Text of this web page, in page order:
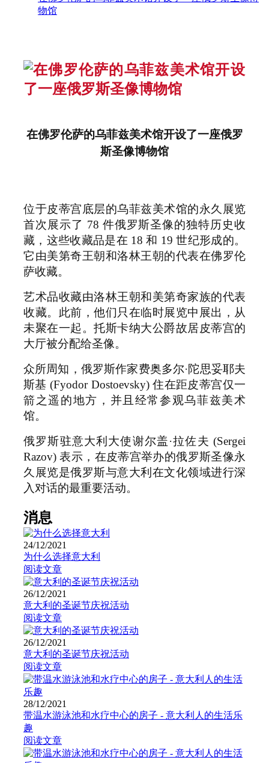
物馆
在佛罗伦萨的乌菲兹美术馆开设了一座俄罗
斯圣像博物馆
位于皮蒂宫底层的乌菲兹美术馆的永久展览
首次展示了 78 件俄罗斯圣像的独特历史收
藏，这些收藏品是在 18 和 19 世纪形成的。
它由美第奇王朝和洛林王朝的代表在佛罗伦
萨收藏。
艺术品收藏由洛林王朝和美第奇家族的代表
收藏。此前，他们只在临时展览中展出，从
未聚在一起。托斯卡纳大公爵故居皮蒂宫的
大厅被分配给圣像。
众所周知，俄罗斯作家费奥多尔·陀思妥耶夫
斯基 (Fyodor Dostoevsky) 住在距皮蒂宫仅一
箭之遥的地方，并且经常参观乌菲兹美术
馆。
俄罗斯驻意大利大使谢尔盖·拉佐夫 (Sergei
Razov) 表示，在皮蒂宫举办的俄罗斯圣像永
久展览是俄罗斯与意大利在文化领域进行深
入对话的最重要活动。
消息
24/12/2021
为什么选择意大利
阅读文章
26/12/2021
意大利的圣诞节庆祝活动
阅读文章
26/12/2021
意大利的圣诞节庆祝活动
阅读文章
28/12/2021
带温水游泳池和水疗中心的房子 - 意大利人的生活乐
趣
阅读文章